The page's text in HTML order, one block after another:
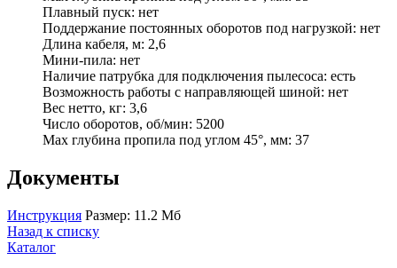
Плавный пуск: нет
Поддержание постоянных оборотов под нагрузкой: нет
Длина кабеля, м: 2,6
Мини-пила: нет
Наличие патрубка для подключения пылесоса: есть
Возможность работы с направляющей шиной: нет
Вес нетто, кг: 3,6
Число оборотов, об/мин: 5200
Max глубина пропила под углом 45°, мм: 37
Документы
Инструкция Размер: 11.2 Мб
Назад к списку
Каталог